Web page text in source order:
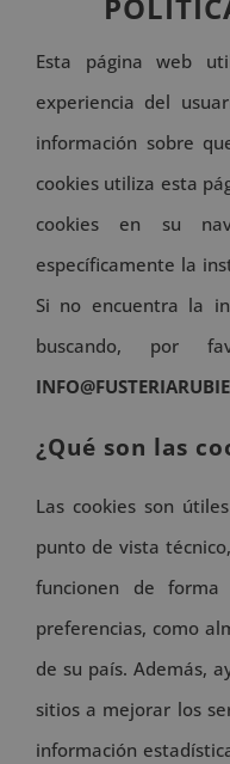
Esta página web
experiencia del
información sobre
cookies utiliza esta
cookies en su
específicamente la
Si no encuentra la
buscando, por
¿Qué son las
Las cookies son
punto de vista
funcionen de
preferencias, como
de su país. Además,
sitios a mejorar los
información